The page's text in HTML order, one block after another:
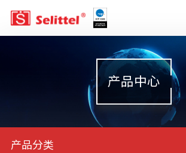
产品中心
产品分类